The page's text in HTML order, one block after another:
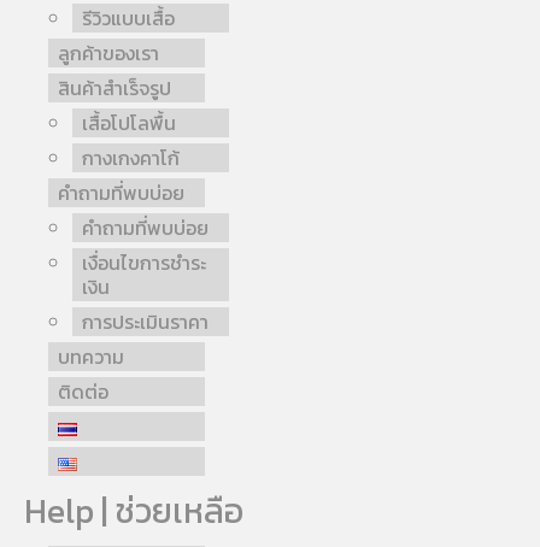
รีวิวแบบเสื้อ
ลูกค้าของเรา
สินค้าสำเร็จรูป
เสื้อโปโลพื้น
กางเกงคาโก้
คำถามที่พบบ่อย
คำถามที่พบบ่อย
เงื่อนไขการชำระ
เงิน
การประเมินราคา
บทความ
ติดต่อ
Help | ช่วยเหลือ